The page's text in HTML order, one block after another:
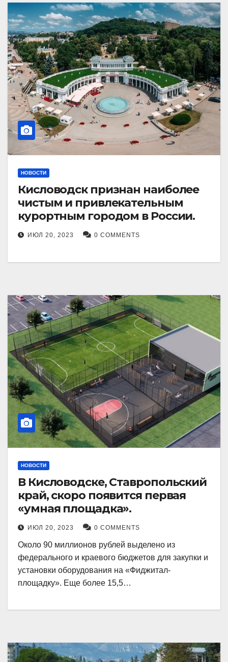
НОВОСТИ
Кисловодск признан наиболее
чистым и привлекательным
курортным городом в России.
ИЮЛ 20, 2023 0 COMMENTS
НОВОСТИ
В Кисловодске, Ставропольский
край, скоро появится первая
«умная площадка».
ИЮЛ 20, 2023 0 COMMENTS
Около 90 миллионов рублей выделено из
федерального и краевого бюджетов для закупки и
установки оборудования на «Фиджитал-
площадку». Еще более 15,5…